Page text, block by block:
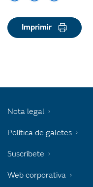
Imprimir
Nota legal
Política de galetes
Suscríbete
Web corporativa